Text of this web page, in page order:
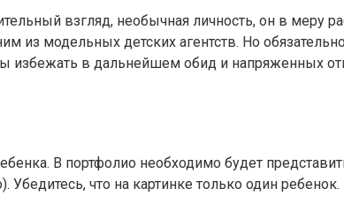
взгляд, необычная личность, он в меру
из модельных детских агентств. Но
избежать в дальнейшем обид и напряженных
В портфолио необходимо будет
что на картинке только один ребенок.